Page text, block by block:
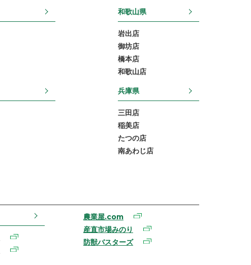
和歌山県
岩出店
御坊店
橋本店
和歌山店
兵庫県
三田店
稲美店
たつの店
南あわじ店
農業屋.com
産直市場みのり
防獣バスターズ